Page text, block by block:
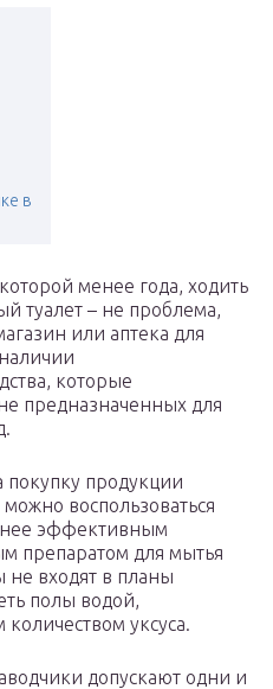
в
менее года, ходить
туалет – не проблема,
или аптека для
которые
предназначенных для
покупку продукции
воспользоваться
эффективным
препаратом для мытья
не входят в планы
полы водой,
уксуса.
допускают одни и